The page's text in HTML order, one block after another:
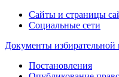
Сайты и страницы
Социальные сети
Документы избирательной
Постановления